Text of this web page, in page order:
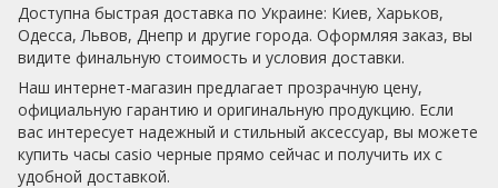
Доступна быстрая доставка по Украине: Киев, Харьков,
Одесса, Львов, Днепр и другие города. Оформляя заказ, вы
видите финальную стоимость и условия доставки.
Наш интернет-магазин предлагает прозрачную цену,
официальную гарантию и оригинальную продукцию. Если
вас интересует надежный и стильный аксессуар, вы можете
купить часы casio черные прямо сейчас и получить их с
удобной доставкой.